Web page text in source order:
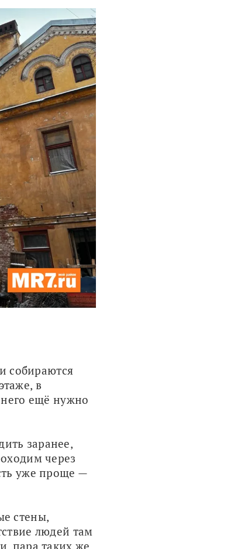
собираются
в
него ещё нужно
заранее,
через
уже проще —
стены,
людей там
пара таких же